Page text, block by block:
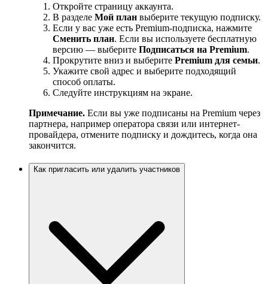
Откройте страницу аккаунта.
В разделе Мой план выберите текущую подписку.
Если у вас уже есть Premium-подписка, нажмите
Сменить план. Если вы используете бесплатную
версию — выберите Подписаться на Premium.
Прокрутите вниз и выберите Premium для семьи.
Укажите свой адрес и выберите подходящий
способ оплаты.
Следуйте инструкциям на экране.
Примечание. Если вы уже подписаны на Premium через
партнера, например оператора связи или интернет-
провайдера, отмените подписку и дождитесь, когда она
закончится.
Как пригласить или удалить участников